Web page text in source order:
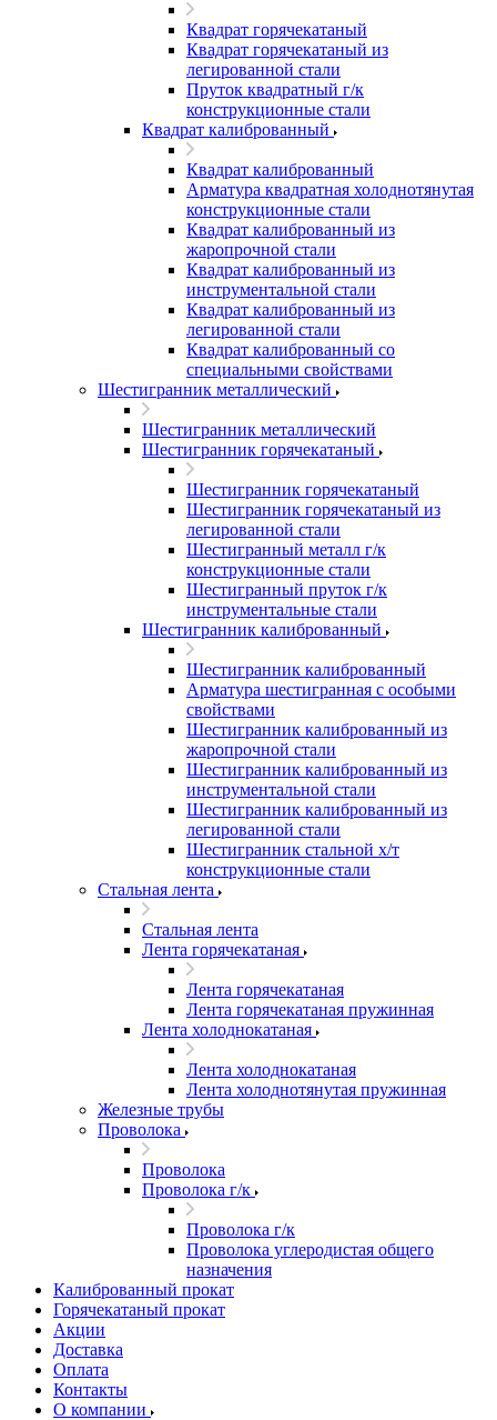
Квадрат горячекатаный
Квадрат горячекатаный из
легированной стали
Пруток квадратный г/к
конструкционные стали
Квадрат калиброванный
Квадрат калиброванный
Арматура квадратная холоднотянутая
конструкционные стали
Квадрат калиброванный из
жаропрочной стали
Квадрат калиброванный из
инструментальной стали
Квадрат калиброванный из
легированной стали
Квадрат калиброванный со
специальными свойствами
Шестигранник металлический
Шестигранник металлический
Шестигранник горячекатаный
Шестигранник горячекатаный
Шестигранник горячекатаный из
легированной стали
Шестигранный металл г/к
конструкционные стали
Шестигранный пруток г/к
инструментальные стали
Шестигранник калиброванный
Шестигранник калиброванный
Арматура шестигранная с особыми
свойствами
Шестигранник калиброванный из
жаропрочной стали
Шестигранник калиброванный из
инструментальной стали
Шестигранник калиброванный из
легированной стали
Шестигранник стальной х/т
конструкционные стали
Стальная лента
Стальная лента
Лента горячекатаная
Лента горячекатаная
Лента горячекатаная пружинная
Лента холоднокатаная
Лента холоднокатаная
Лента холоднотянутая пружинная
Железные трубы
Проволока
Проволока
Проволока г/к
Проволока г/к
Проволока углеродистая общего
назначения
Калиброванный прокат
Горячекатаный прокат
Акции
Доставка
Оплата
Контакты
О компании